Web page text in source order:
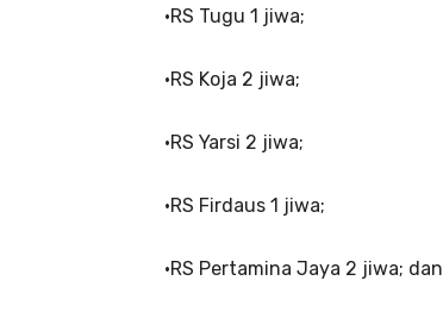
•RS Tugu 1 jiwa;
•RS Koja 2 jiwa;
•RS Yarsi 2 jiwa;
•RS Firdaus 1 jiwa;
•RS Pertamina Jaya 2 jiwa; dan